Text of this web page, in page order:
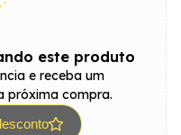
este produto
e receba um
próxima compra.